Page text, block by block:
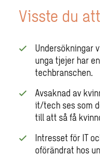
Visste du
Undersökningar
unga tjejer har
techbranschen.
Avsaknad av
it/tech ses som
till att så få
Intresset för IT
oförändrat hos